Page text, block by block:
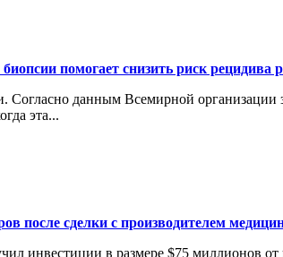
помогает снизить риск рецидива
данным Всемирной организации
эта...
после сделки с производителем
инвестиции в размере $75 миллионов